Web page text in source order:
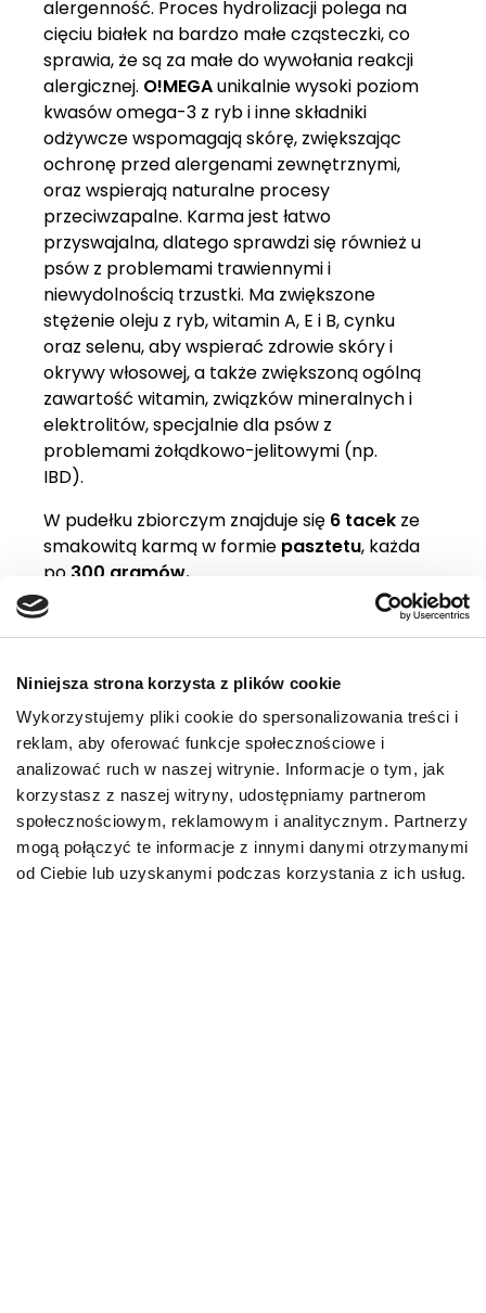
Niniejsza strona korzysta z plików cookie
Wykorzystujemy pliki cookie do spersonalizowania treści i
reklam, aby oferować funkcje społecznościowe i
analizować ruch w naszej witrynie. Informacje o tym, jak
korzystasz z naszej witryny, udostępniamy partnerom
społecznościowym, reklamowym i analitycznym. Partnerzy
mogą połączyć te informacje z innymi danymi otrzymanymi
od Ciebie lub uzyskanymi podczas korzystania z ich usług.
alergenność. Proces hydrolizacji polega na
cięciu białek na bardzo małe cząsteczki, co
sprawia, że są za małe do wywołania reakcji
alergicznej. O!MEGAunikalnie wysoki poziom
kwasów omega-3 z ryb i inne składniki
odżywcze wspomagają skórę, zwiększając
ochronę przed alergenami zewnętrznymi,
oraz wspierają naturalne procesy
przeciwzapalne. Karma jest łatwo
przyswajalna, dlatego sprawdzi się również u
psów z problemami trawiennymi i
niewydolnością trzustki. Ma zwiększone
stężenie oleju z ryb, witamin A, E i B, cynku
oraz selenu, aby wspierać zdrowie skóry i
okrywy włosowej, a także zwiększoną ogólną
zawartość witamin, związków mineralnych i
elektrolitów, specjalnie dla psów z
problemami żołądkowo-jelitowymi (np.
IBD).
W pudełku zbiorczym znajduje się 6 tacek ze
smakowitą karmą w formie pasztetu, każda
po 300 gramów.
Wskazania
Dlaczego warto
Zalecenia żywieniowe
Składniki
Skład analityczny
O!MEGA porady dla Ciebie